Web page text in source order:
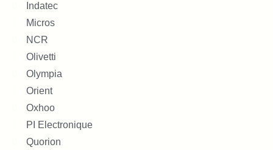
Indatec
Micros
NCR
Olivetti
Olympia
Orient
Oxhoo
PI Electronique
Quorion